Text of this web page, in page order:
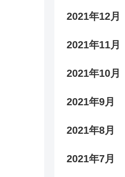
2021年12月
2021年11月
2021年10月
2021年9月
2021年8月
2021年7月